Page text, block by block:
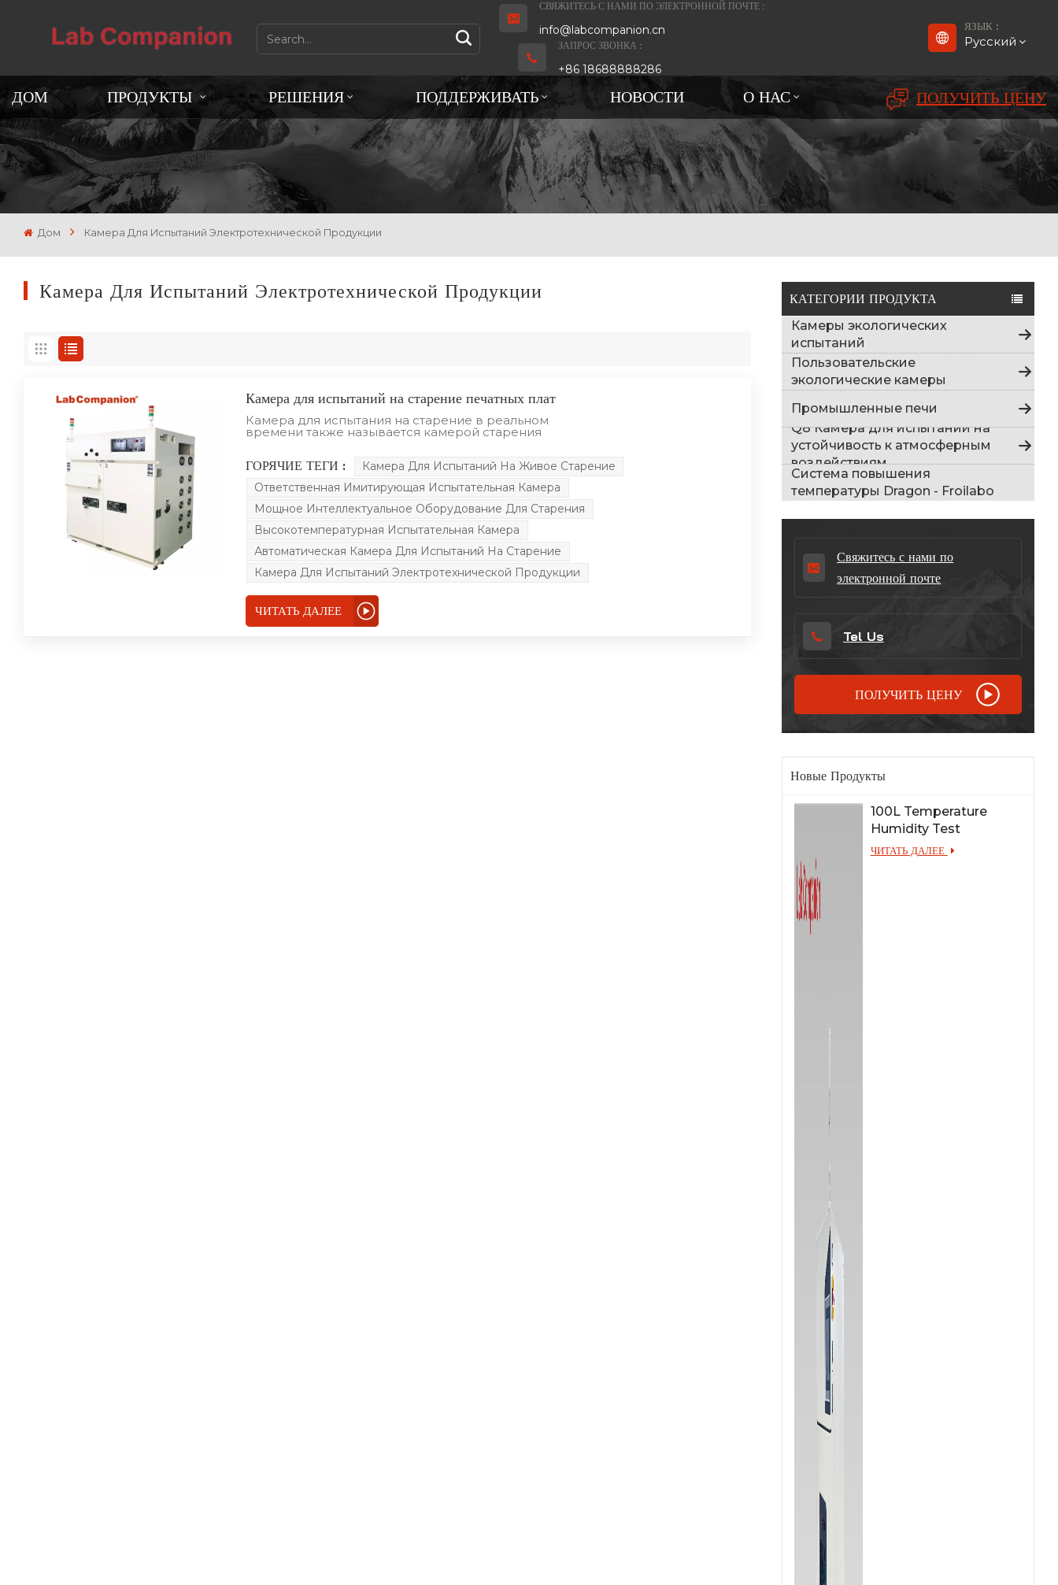
СВЯЖИТЕСЬ С НАМИ ПО ЭЛЕКТРОННОЙ ПОЧТЕ :
info@labcompanion.cn
ЗАПРОС ЗВОНКА :
+86 18688888286
ЯЗЫК :
Русский
Español
بالعربية
Português
ภาษาไทย
日本語
Tiếng Việt
中文
ДОМ ПРОДУКТЫ РЕШЕНИЯ ПОДДЕРЖИВАТЬ НОВОСТИ О НАС ПОЛУЧИТЬ ЦЕНУ
Дом Камера Для Испытаний Электротехнической Продукции
КАТЕГОРИИ ПРОДУКТА
Камеры экологических
испытаний
Пользовательские
экологические камеры
Промышленные печи
Q8 Камера для испытаний на
устойчивость к атмосферным
воздействиям
Система повышения
температуры Dragon - Froilabo
Свяжитесь с нами по
электронной почте
Tel Us
ПОЛУЧИТЬ ЦЕНУ
Новые Продукты
100L Temperature
Humidity Test
Chamber for Lab
ЧИТАТЬ ДАЛЕЕ
Камера Для Испытаний Электротехнической Продукции
Камера для испытаний на старение печатных плат
Камера для испытания на старение в реальном
времени также называется камерой старения
оборудования. Он не только берет на себя
ответственность за моделирование высокой
температуры, но также учитывает состояние питания
нагрузки и прием сигнала. Это мощный инструмент
умного старения. Используется в большом
количестве промышленности автозапчастей или
полуфабрикатов, производства электрических
деталей или полуфабрикатов, авиации, производства
деталей бытовой техники или полуфабрикатов,
производства лакокрасочных деталей или
полуфабрикатов. промышленность готовой
продукции, научно-исследовательские лаборатории
или университеты и другие области.
ГОРЯЧИЕ ТЕГИ :
Камера Для Испытаний На Живое Старение
Ответственная Имитирующая Испытательная Камера
Мощное Интеллектуальное Оборудование Для Старения
Высокотемпературная Испытательная Камера
Автоматическая Камера Для Испытаний На Старение
Камера Для Испытаний Электротехнической Продукции
ЧИТАТЬ ДАЛЕЕ